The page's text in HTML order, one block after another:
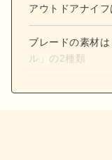
アウトドアナイ
ブレードの素材
ル」の2種類